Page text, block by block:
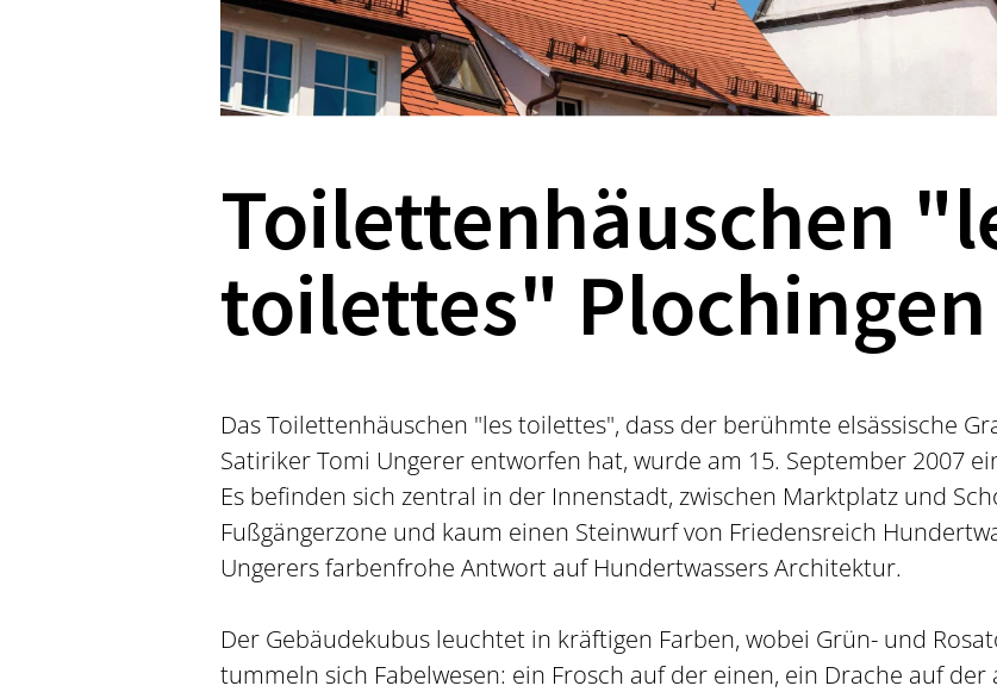
Toilettenhäuschen
toilettes" Plochingen
Das Toilettenhäuschen "les toilettes", dass der berühmte elsässische
Satiriker Tomi Ungerer entworfen hat, wurde am 15. September 2007
Es befinden sich zentral in der Innenstadt, zwischen Marktplatz und
Fußgängerzone und kaum einen Steinwurf von Friedensreich
Ungerers farbenfrohe Antwort auf Hundertwassers Architektur.
Der Gebäudekubus leuchtet in kräftigen Farben, wobei Grün- und
tummeln sich Fabelwesen: ein Frosch auf der einen, ein Drache auf